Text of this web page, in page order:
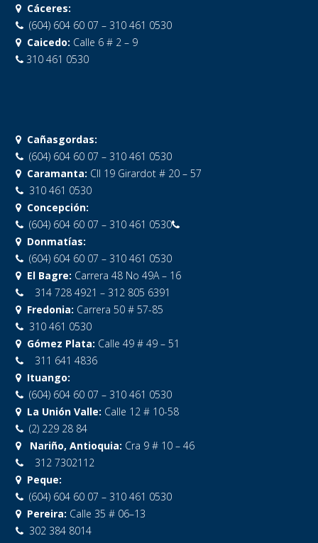
Cáceres:
(604) 604 60 07 – 310 461 0530
Caicedo: Calle 6 # 2 – 9
310 461 0530
Cañasgordas:
(604) 604 60 07 – 310 461 0530
Caramanta: Cll 19 Girardot # 20 – 57
310 461 0530
Concepción:
(604) 604 60 07 – 310 461 0530
Donmatías:
(604) 604 60 07 – 310 461 0530
El Bagre: Carrera 48 No 49A – 16
314 728 4921 – 312 805 6391
Fredonia: Carrera 50 # 57-85
310 461 0530
Gómez Plata: Calle 49 # 49 – 51
311 641 4836
Ituango:
(604) 604 60 07 – 310 461 0530
La Unión Valle: Calle 12 # 10-58
(2) 229 28 84
Nariño, Antioquia: Cra 9 # 10 – 46
312 7302112
Peque:
(604) 604 60 07 – 310 461 0530
Pereira: Calle 35 # 06–13
302 384 8014